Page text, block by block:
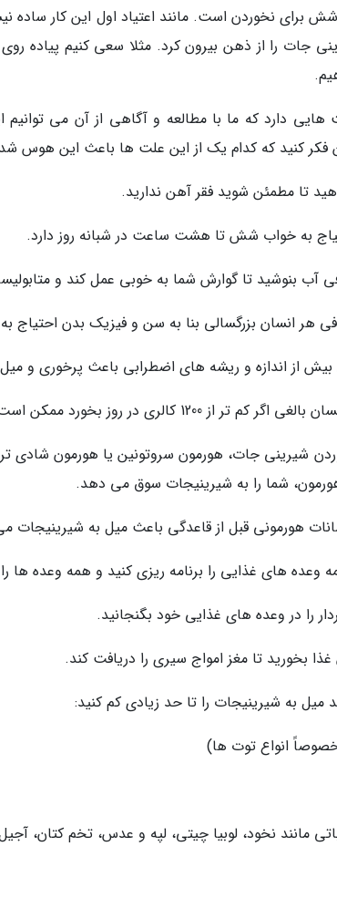
برای نخوردن است. مانند اعتیاد اول این کار
جات را از ذهن بیرون کرد. مثلا سعی کنیم پیاده
دارد که ما با مطالعه و آگاهی از آن می
فکر کنید که کدام یک از این علت ها باعث این هوس
تا مطمئن شوید فقر آهن ندارید.
به خواب شش تا هشت ساعت در شبانه روز دارد.
آب بنوشید تا گوارش شما به خوبی عمل کند و
هر انسان بزرگسالی بنا به سن و فیزیک بدن احتیاج
از اندازه و ریشه های اضطرابی باعث پرخوری و
در روز بخورد ممکن است به هوس شیرینی بیفتد.
شیرینی جات، هورمون سروتونین یا هورمون شادی
شما را به شیرینیجات سوق می دهد.
هورمونی قبل از قاعدگی باعث میل به شیرینیجات
های غذایی را برنامه ریزی کنید و همه وعده ها
را در وعده های غذایی خود بگنجانید.
بخورید تا مغز امواج سیری را دریافت کند.
میل به شیرینیجات را تا حد زیادی کم کنید:
انواع توت ها)
مانند نخود، لوبیا چیتی، لپه و عدس، تخم کتان،